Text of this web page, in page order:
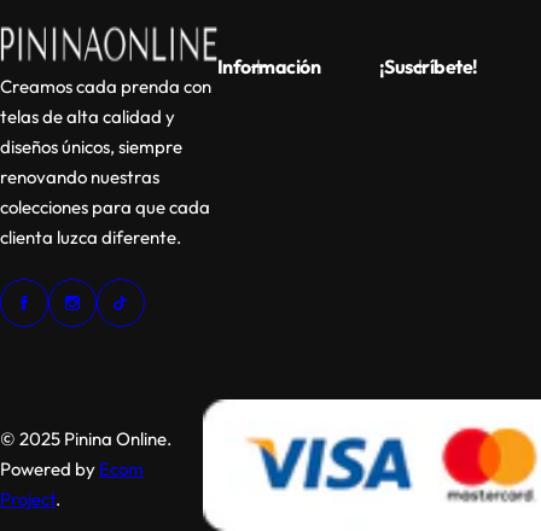
Creamos cada prenda con
telas de alta calidad y
diseños únicos, siempre
renovando nuestras
colecciones para que cada
clienta luzca diferente.
Información ¡Suscríbete!
© 2025 Pinina Online.
Powered by Ecom
Project.